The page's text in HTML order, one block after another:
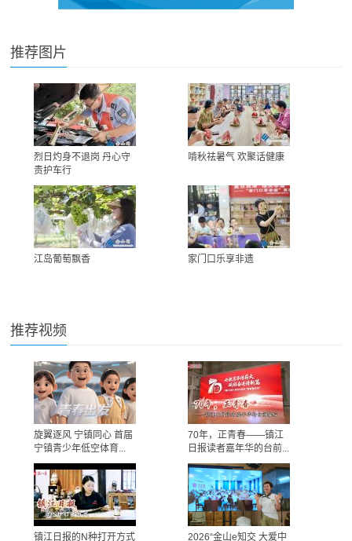
推荐图片
烈日灼身不退岗 丹心守
责护车行
啃秋祛暑气 欢聚话健康
江岛葡萄飘香 家门口乐享非遗
推荐视频
旋翼逐风 宁镇同心 首届
宁镇青少年低空体育...
70年，正青春——镇江
日报读者嘉年华的台前...
镇江日报的N种打开方式 2026“金山e知交 大爱中